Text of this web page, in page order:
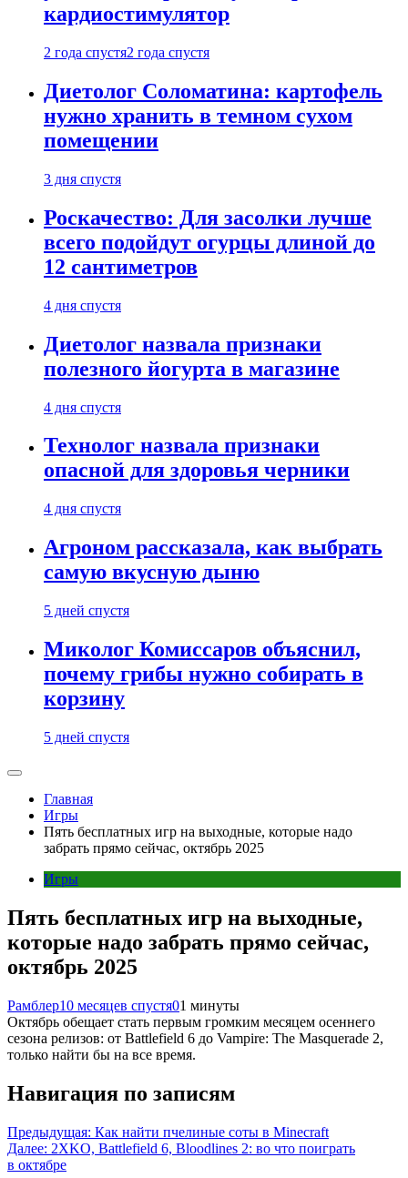
кардиостимулятор
2 года спустя2 года спустя
Диетолог Соломатина: картофель
нужно хранить в темном сухом
помещении
3 дня спустя
Роскачество: Для засолки лучше
всего подойдут огурцы длиной до
12 сантиметров
4 дня спустя
Диетолог назвала признаки
полезного йогурта в магазине
4 дня спустя
Технолог назвала признаки
опасной для здоровья черники
4 дня спустя
Агроном рассказала, как выбрать
самую вкусную дыню
5 дней спустя
Миколог Комиссаров объяснил,
почему грибы нужно собирать в
корзину
5 дней спустя
Главная
Игры
Пять бесплатных игр на выходные, которые надо
забрать прямо сейчас, октябрь 2025
Игры
Пять бесплатных игр на выходные,
которые надо забрать прямо сейчас,
октябрь 2025
Рамблер10 месяцев спустя01 минуты
Октябрь обещает стать первым громким месяцем осеннего
сезона релизов: от Battlefield 6 до Vampire: The Masquerade 2,
только найти бы на все время.
Навигация по записям
Предыдущая: Как найти пчелиные соты в Minecraft
Далее: 2XKO, Battlefield 6, Bloodlines 2: во что поиграть
в октябре